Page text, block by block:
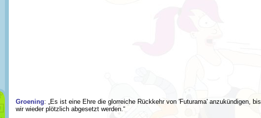
Groening: „Es ist eine Ehre die glorreiche Rückkehr von 'Futurama' anzukündigen, bis
wir wieder plötzlich abgesetzt werden.“